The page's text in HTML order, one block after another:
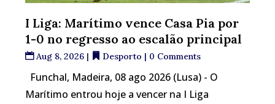
I Liga: Marítimo vence Casa Pia por
1-0 no regresso ao escalão principal
Aug 8, 2026 | Desporto | 0 Comments
Funchal, Madeira, 08 ago 2026 (Lusa) - O
Marítimo entrou hoje a vencer na I Liga